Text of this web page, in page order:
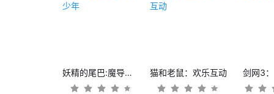
妖精的尾巴:魔导少年 猫和老鼠：欢乐互动 剑网3